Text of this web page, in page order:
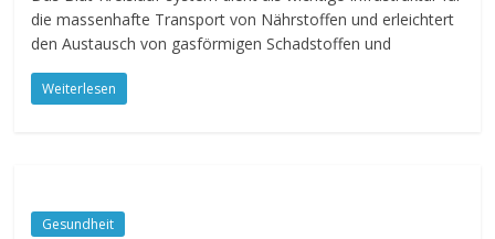
die massenhafte Transport von Nährstoffen und erleichtert
den Austausch von gasförmigen Schadstoffen und
Weiterlesen
Gesundheit